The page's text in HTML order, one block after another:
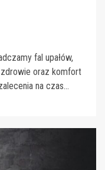
fal upałów,
oraz komfort
na czas...